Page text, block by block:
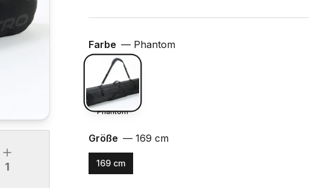
1
Farbe — Phantom
Phantom
Größe — 169 cm
169 cm